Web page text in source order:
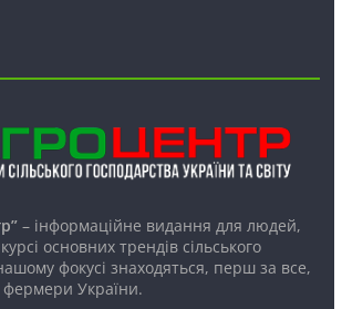
– інформаційне видання для людей,
основних трендів сільського
фокусі знаходяться, перш за все,
фермери України.